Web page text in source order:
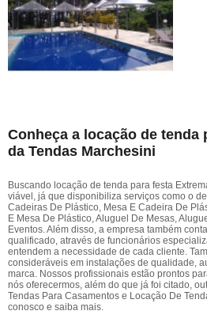
Conheça a locação de tenda
da Tendas Marchesini
Buscando locação de tenda para festa
viável, já que disponibiliza serviços como o
Cadeiras De Plástico, Mesa E Cadeira De
E Mesa De Plástico, Aluguel De Mesas,
Eventos. Além disso, a empresa também
qualificado, através de funcionários
entendem a necessidade de cada cliente.
consideráveis em instalações de qualidade,
marca. Nossos profissionais estão prontos
nós oferecermos, além do que já foi citado,
Tendas Para Casamentos e Locação De
conosco e saiba mais.